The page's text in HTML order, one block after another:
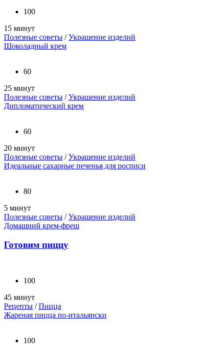
100
15 минут
Полезные советы /Украшение изделий
Шоколадный крем
60
25 минут
Полезные советы /Украшение изделий
Дипломатический крем
60
20 минут
Полезные советы /Украшение изделий
Идеальные сахарные печенья для росписи
80
5 минут
Полезные советы /Украшение изделий
Домашний крем-фреш
Готовим пиццу
100
45 минут
Рецепты /Пицца
Жареная пицца по-итальянски
100